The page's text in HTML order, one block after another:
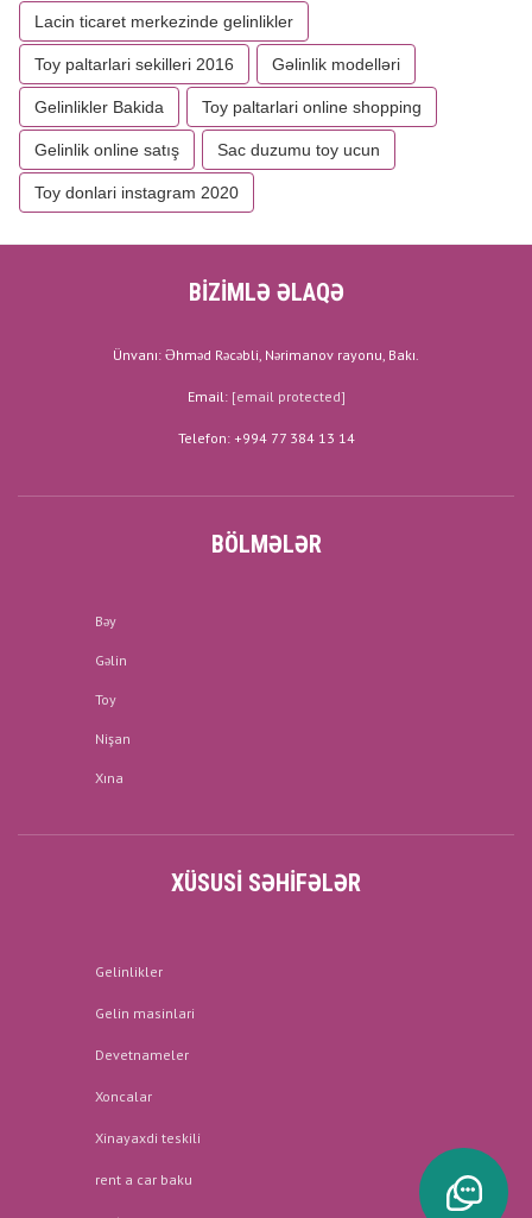
Lacin ticaret merkezinde gelinlikler
Toy paltarlari sekilleri 2016 Gəlinlik modelləri
Gelinlikler Bakida Toy paltarlari online shopping
Gelinlik online satış Sac duzumu toy ucun
Toy donlari instagram 2020
BİZİMLƏ ƏLAQƏ
Ünvanı: Əhməd Rəcəbli, Nərimanov rayonu, Bakı.
Email: [email protected]
Telefon: +994 77 384 13 14
BÖLMƏLƏR
Bəy
Gəlin
Toy
Nişan
Xına
XÜSUSI SƏHIFƏLƏR
Gelinlikler
Gelin masinlari
Devetnameler
Xoncalar
Xinayaxdi teskili
rent a car baku